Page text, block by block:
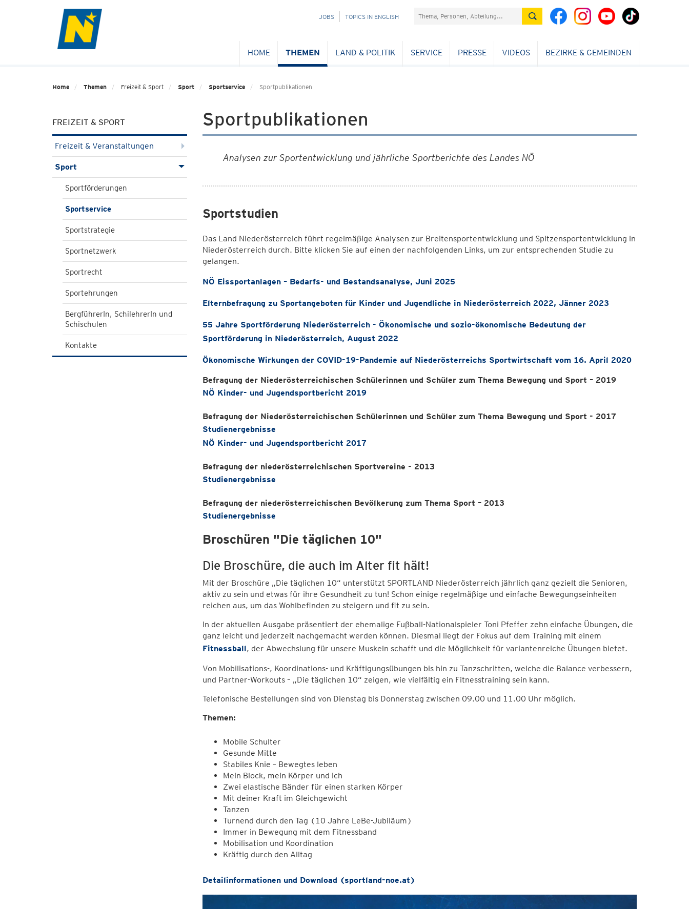
NAVIGATION
JOBS TOPICS IN ENGLISH Suchefeld
HOME THEMEN LAND & POLITIK SERVICE PRESSE VIDEOS BEZIRKE & GEMEINDEN
Home Themen Freizeit & Sport Sport Sportservice Sportpublikationen
FREIZEIT & SPORT
Freizeit & Veranstaltungen
Sport
Sportförderungen
Sportservice
Sportstrategie
Sportnetzwerk
Sportrecht
Sportehrungen
BergführerIn, SchilehrerIn und
Schischulen
Kontakte
Sportpublikationen
Analysen zur Sportentwicklung und jährliche Sportberichte des Landes NÖ
Sportstudien
Das Land Niederösterreich führt regelmäßige Analysen zur Breitensportentwicklung und Spitzensportentwicklung in
Niederösterreich durch. Bitte klicken Sie auf einen der nachfolgenden Links, um zur entsprechenden Studie zu
gelangen.
NÖ Eissportanlagen – Bedarfs- und Bestandsanalyse, Juni 2025
Elternbefragung zu Sportangeboten für Kinder und Jugendliche in Niederösterreich 2022, Jänner 2023
55 Jahre Sportförderung Niederösterreich - Ökonomische und sozio-ökonomische Bedeutung der
Sportförderung in Niederösterreich, August 2022
Ökonomische Wirkungen der COVID-19-Pandemie auf Niederösterreichs Sportwirtschaft vom 16. April 2020
Befragung der Niederösterreichischen Schülerinnen und Schüler zum Thema Bewegung und Sport – 2019
NÖ Kinder- und Jugendsportbericht 2019
Befragung der Niederösterreichischen Schülerinnen und Schüler zum Thema Bewegung und Sport - 2017
Studienergebnisse
NÖ Kinder- und Jugendsportbericht 2017
Befragung der niederösterreichischen Sportvereine - 2013
Studienergebnisse
Befragung der niederösterreichischen Bevölkerung zum Thema Sport – 2013
Studienergebnisse
Broschüren "Die täglichen 10"
Die Broschüre, die auch im Alter fit hält!
Mit der Broschüre „Die täglichen 10“ unterstützt SPORTLAND Niederösterreich jährlich ganz gezielt die Senioren,
aktiv zu sein und etwas für ihre Gesundheit zu tun! Schon einige regelmäßige und einfache Bewegungseinheiten
reichen aus, um das Wohlbefinden zu steigern und fit zu sein.
In der aktuellen Ausgabe präsentiert der ehemalige Fußball-Nationalspieler Toni Pfeffer zehn einfache Übungen, die
ganz leicht und jederzeit nachgemacht werden können. Diesmal liegt der Fokus auf dem Training mit einem
Fitnessball, der Abwechslung für unsere Muskeln schafft und die Möglichkeit für variantenreiche Übungen bietet.
Von Mobilisations-, Koordinations- und Kräftigungsübungen bis hin zu Tanzschritten, welche die Balance verbessern,
und Partner-Workouts – „Die täglichen 10“ zeigen, wie vielfältig ein Fitnesstraining sein kann.
Telefonische Bestellungen sind von Dienstag bis Donnerstag zwischen 09.00 und 11.00 Uhr möglich.
Themen:
Mobile Schulter
Gesunde Mitte
Stabiles Knie – Bewegtes leben
Mein Block, mein Körper und ich
Zwei elastische Bänder für einen starken Körper
Mit deiner Kraft im Gleichgewicht
Tanzen
Turnend durch den Tag (10 Jahre LeBe-Jubiläum)
Immer in Bewegung mit dem Fitnessband
Mobilisation und Koordination
Kräftig durch den Alltag
Detailinformationen und Download (sportland-noe.at)